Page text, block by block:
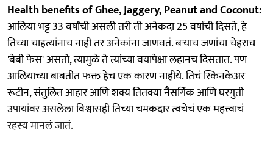
Health benefits of Ghee, Jaggery, Peanut and Coconut:
आलिया भट्ट 33 वर्षांची असली तरी ती अनेकदा 25 वर्षांची दिसते, हे
तिच्या चाहत्यांनाच नाही तर अनेकांना जाणवतं. बऱ्याच जणांचा चेहराच
'बेबी फेस' असतो, त्यामुळे ते त्यांच्या वयापेक्षा लहानच दिसतात. पण
आलियाच्या बाबतीत फक्त हेच एक कारण नाहीये. तिचं स्किनकेअर
रूटीन, संतुलित आहार आणि शक्य तितक्या नैसर्गिक आणि घरगुती
उपायांवर असलेला विश्वासही तिच्या चमकदार त्वचेचं एक महत्त्वाचं
रहस्य मानलं जातं.